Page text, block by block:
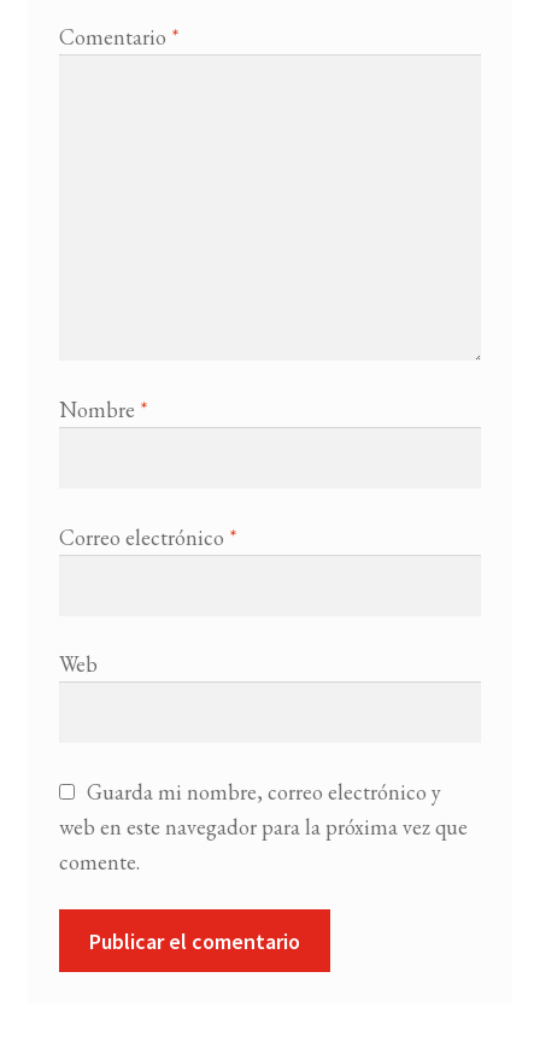
Comentario *
Nombre *
Correo electrónico *
Web
Guarda mi nombre, correo electrónico y
web en este navegador para la próxima vez que
comente.